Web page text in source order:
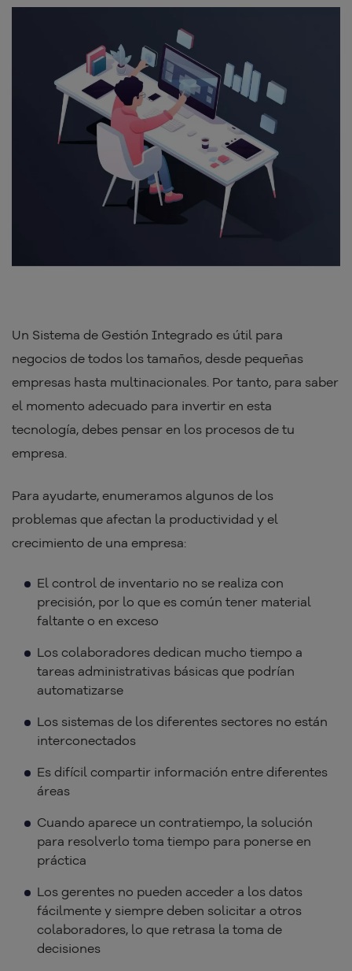
Un Sistema de Gestión Integrado es útil para
negocios de todos los tamaños, desde pequeñas
empresas hasta multinacionales. Por tanto, para saber
el momento adecuado para invertir en esta
tecnología, debes pensar en los procesos de tu
empresa.
Para ayudarte, enumeramos algunos de los
problemas que afectan la productividad y el
crecimiento de una empresa:
El control de inventario no se realiza con
precisión, por lo que es común tener material
faltante o en exceso
Los colaboradores dedican mucho tiempo a
tareas administrativas básicas que podrían
automatizarse
Los sistemas de los diferentes sectores no están
interconectados
Es difícil compartir información entre diferentes
áreas
Cuando aparece un contratiempo, la solución
para resolverlo toma tiempo para ponerse en
práctica
Los gerentes no pueden acceder a los datos
fácilmente y siempre deben solicitar a otros
colaboradores, lo que retrasa la toma de
decisiones